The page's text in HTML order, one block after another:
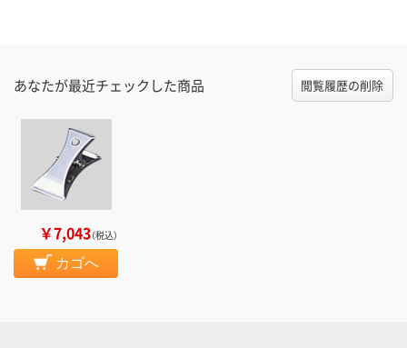
あなたが最近チェックした商品 閲覧履歴の削除
￥7,043（税込）
カゴへ